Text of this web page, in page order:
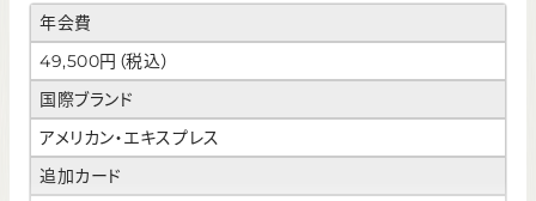
年会費
49,500円（税込）
国際ブランド
アメリカン・エキスプレス
追加カード